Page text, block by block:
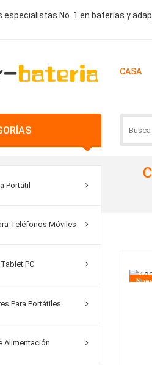
especialistas No. 1 en baterías y
CASA
Portátil
Teléfonos Móviles
PC
Para Portátiles
Alimentación